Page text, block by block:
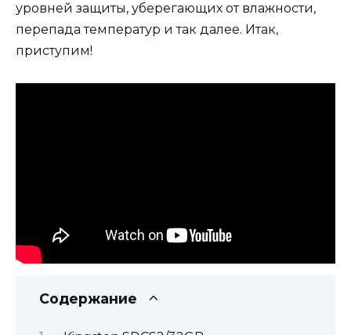
уровней защиты, уберегающих от влажности,
перепада температур и так далее. Итак,
приступим!
Содержание